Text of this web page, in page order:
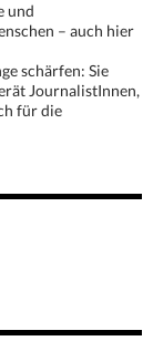
und
– auch hier
schärfen: Sie
JournalistInnen,
für die